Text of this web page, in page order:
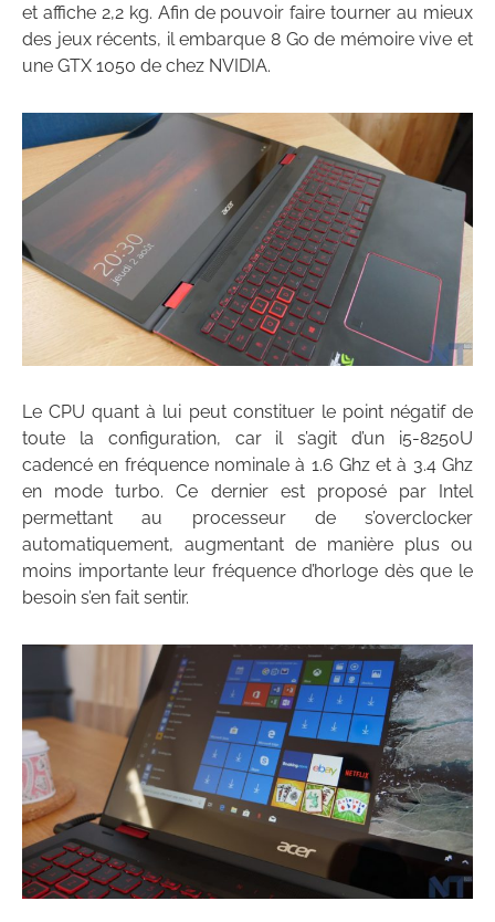
et affiche 2,2 kg. Afin de pouvoir faire tourner au mieux
des jeux récents, il embarque 8 Go de mémoire vive et
une GTX 1050 de chez NVIDIA.
Le CPU quant à lui peut constituer le point négatif de
toute la configuration, car il s’agit d’un i5-8250U
cadencé en fréquence nominale à 1.6 Ghz et à 3.4 Ghz
en mode turbo. Ce dernier est proposé par Intel
permettant au processeur de s’overclocker
automatiquement, augmentant de manière plus ou
moins importante leur fréquence d’horloge dès que le
besoin s’en fait sentir.